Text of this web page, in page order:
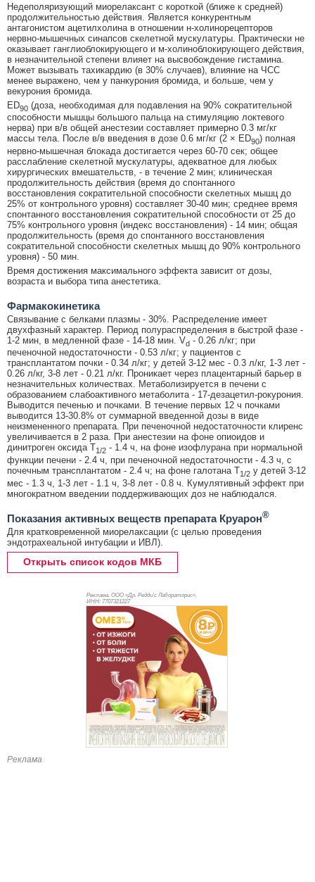
Недеполяризующий миорелаксант с короткой (ближе к средней)
продолжительностью действия. Является конкурентным
антагонистом ацетилхолина в отношении н-холинорецепторов
нервно-мышечных синапсов скелетной мускулатуры. Практически не
оказывает ганглиоблокирующего и м-холиноблокирующего действия,
в незначительной степени влияет на высвобождение гистамина.
Может вызывать тахикардию (в 30% случаев), влияние на ЧСС
менее выражено, чем у панкурония бромида, и больше, чем у
векурония бромида.
ED90 (доза, необходимая для подавления на 90% сократительной
способности мышцы большого пальца на стимуляцию локтевого
нерва) при в/в общей анестезии составляет примерно 0.3 мг/кг
массы тела. После в/в введения в дозе 0.6 мг/кг (2 × ED90) полная
нервно-мышечная блокада достигается через 60-70 сек; общее
расслабление скелетной мускулатуры, адекватное для любых
хирургических вмешательств, - в течение 2 мин; клиническая
продолжительность действия (время до спонтанного
восстановления сократительной способности скелетных мышц до
25% от контрольного уровня) составляет 30-40 мин; среднее время
спонтанного восстановления сократительной способности от 25 до
75% контрольного уровня (индекс восстановления) - 14 мин; общая
продолжительность (время до спонтанного восстановления
сократительной способности скелетных мышц до 90% контрольного
уровня) - 50 мин.
Время достижения максимального эффекта зависит от дозы,
возраста и выбора типа анестетика.
Фармакокинетика
Связывание с белками плазмы - 30%. Распределение имеет
двухфазный характер. Период полураспределения в быстрой фазе -
1-2 мин, в медленной фазе - 14-18 мин. Vd - 0.26 л/кг; при
печеночной недостаточности - 0.53 л/кг; у пациентов с
трансплантатом почки - 0.34 л/кг; у детей 3-12 мес - 0.3 л/кг, 1-3 лет -
0.26 л/кг, 3-8 лет - 0.21 л/кг. Проникает через плацентарный барьер в
незначительных количествах. Метаболизируется в печени с
образованием слабоактивного метаболита - 17-дезацетил-рокурония.
Выводится печенью и почками. В течение первых 12 ч почками
выводится 13-30.8% от суммарной введенной дозы в виде
неизмененного препарата. При печеночной недостаточности клиренс
увеличивается в 2 раза. При анестезии на фоне опиоидов и
динитроген оксида T1/2 - 1.4 ч, на фоне изофлурана при нормальной
функции печени - 2.4 ч, при печеночной недостаточности - 4.3 ч, с
почечным трансплантатом - 2.4 ч; на фоне галотана T1/2 у детей 3-12
мес - 1.3 ч, 1-3 лет - 1.1 ч, 3-8 лет - 0.8 ч. Кумулятивный эффект при
многократном введении поддерживающих доз не наблюдался.
Показания активных веществ препарата Круарон®
Для кратковременной миорелаксации (с целью проведения
эндотрахеальной интубации и ИВЛ).
Открыть список кодов МКБ
Реклама. ООО «Др. Редди’с Лабораторис»,
ИНН: 7707321227
Реклама